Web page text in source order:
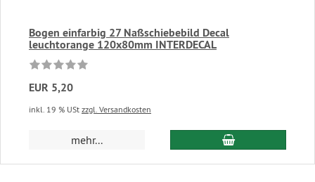
Bogen einfarbig 27 Naßschiebebild Decal
leuchtorange 120x80mm INTERDECAL
EUR 5,20
inkl. 19 % USt zzgl. Versandkosten
mehr... In den